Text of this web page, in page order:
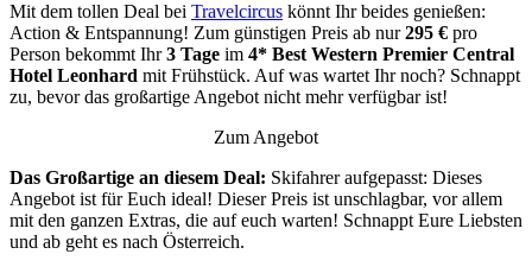
Mit dem tollen Deal bei Travelcircus könnt Ihr beides genießen:
Action & Entspannung! Zum günstigen Preis ab nur295 € pro
Person bekommt Ihr3 Tage im 4* Best Western Premier Central
Hotel Leonhard mit Frühstück. Auf was wartet Ihr noch? Schnappt
zu, bevor das großartige Angebot nicht mehr verfügbar ist!
Zum Angebot
Das Großartige an diesem Deal: Skifahrer aufgepasst: Dieses
Angebot ist für Euch ideal! Dieser Preis ist unschlagbar, vor allem
mit den ganzen Extras, die auf euch warten! Schnappt Eure Liebsten
und ab geht es nach Österreich.